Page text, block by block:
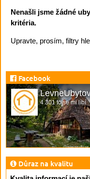
Nenašli jsme žádné
kritéria.
Upravte, prosím, filtry
Facebook
4 301 to se mi líbí
Důraz na kvalitu